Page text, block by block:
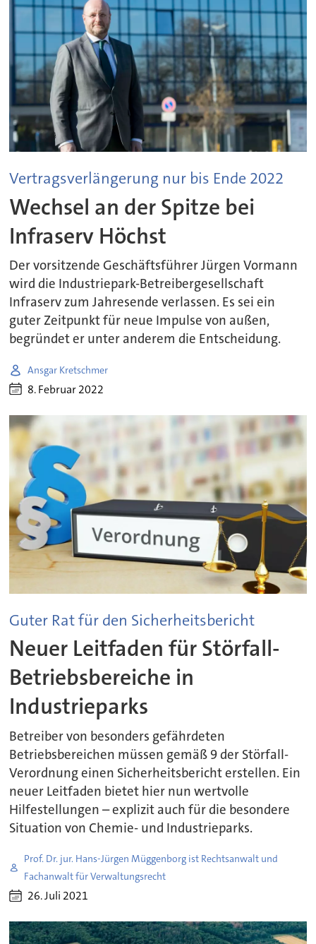
Vertragsverlängerung nur bis Ende 2022
Wechsel an der Spitze bei
Infraserv Höchst
Der vorsitzende Geschäftsführer Jürgen Vormann
wird die Industriepark-Betreibergesellschaft
Infraserv zum Jahresende verlassen. Es sei ein
guter Zeitpunkt für neue Impulse von außen,
begründet er unter anderem die Entscheidung.
Ansgar Kretschmer
8. Februar 2022
Guter Rat für den Sicherheitsbericht
Neuer Leitfaden für Störfall-
Betriebsbereiche in
Industrieparks
Betreiber von besonders gefährdeten
Betriebsbereichen müssen gemäß 9 der Störfall-
Verordnung einen Sicherheitsbericht erstellen. Ein
neuer Leitfaden bietet hier nun wertvolle
Hilfestellungen – explizit auch für die besondere
Situation von Chemie- und Industrieparks.
Prof. Dr. jur. Hans-Jürgen Müggenborg ist Rechtsanwalt und
Fachanwalt für Verwaltungsrecht
26. Juli 2021